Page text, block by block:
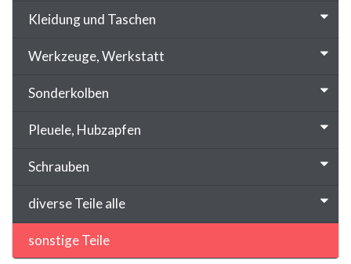
Kleidung und Taschen
Werkzeuge, Werkstatt
Sonderkolben
Pleuele, Hubzapfen
Schrauben
diverse Teile alle
sonstige Teile